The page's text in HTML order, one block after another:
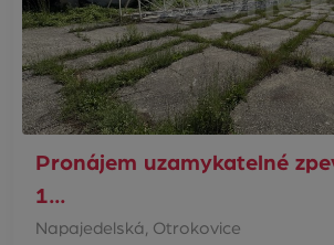
Pronájem uzamykatelné
1…
Napajedelská, Otrokovice